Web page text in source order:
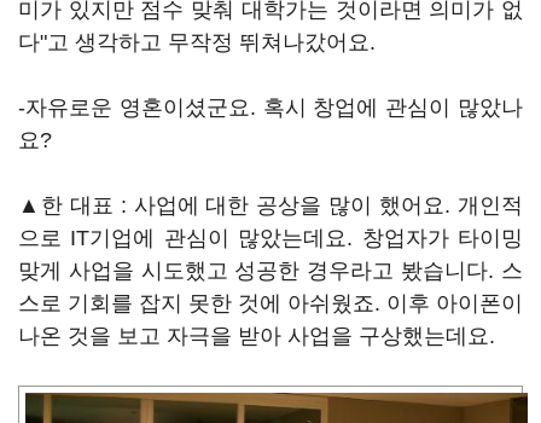
미가 있지만 점수 맞춰 대학가는 것이라면 의미가 없
다"고 생각하고 무작정 뛰쳐나갔어요.
-자유로운 영혼이셨군요. 혹시 창업에 관심이 많았나
요?
▲한 대표 : 사업에 대한 공상을 많이 했어요. 개인적
으로 IT기업에 관심이 많았는데요. 창업자가 타이밍
맞게 사업을 시도했고 성공한 경우라고 봤습니다. 스
스로 기회를 잡지 못한 것에 아쉬웠죠. 이후 아이폰이
나온 것을 보고 자극을 받아 사업을 구상했는데요.